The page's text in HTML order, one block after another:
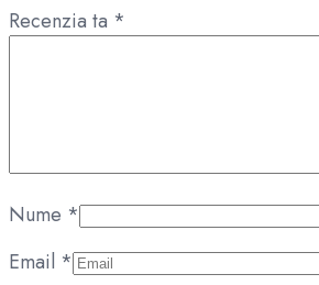
Recenzia ta *
Nume *
Email *